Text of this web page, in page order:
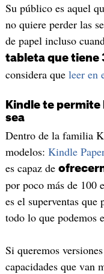
Su público es aquel
no quiere perder las
de papel incluso
tableta que tiene
considera que leer en
Kindle te
sea
Dentro de la familia
modelos: Kindle
es capaz de
por poco más de 100
es el superventas que
todo lo que podemos
Si queremos
capacidades que van